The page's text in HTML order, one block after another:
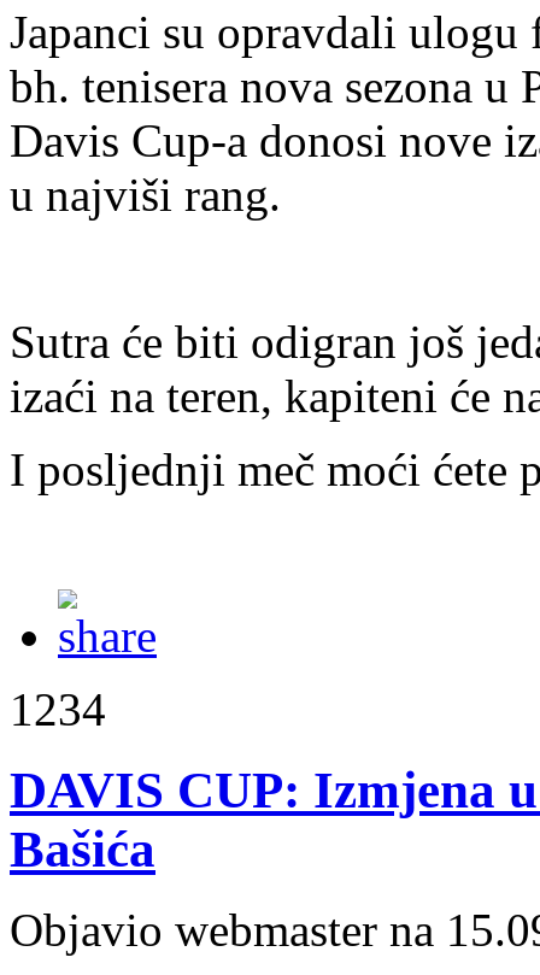
Japanci su opravdali ulogu
bh. tenisera nova sezona
Davis Cup-a donosi nove
u najviši rang.
Sutra će biti odigran još
izaći na teren, kapiteni će
I posljednji meč moći ćete
1234
DAVIS CUP: Izmjena
Bašića
Objavio webmaster na